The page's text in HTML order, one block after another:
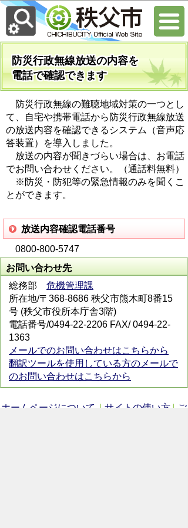
防災行政無線放送の内容を
電話で確認できます
防災行政無線の難聴地域対策の一つとし
て、自宅や携帯電話から防災行政無線放送
の放送内容を確認できるシステム（音声応
答装置）を導入しました。
放送の内容が聞きづらい場合は、お電話
でお問い合わせください。（通話料無料）
※防災・防犯等の緊急情報のみを聞くこ
とができます。
放送内容確認電話番号
0800-800-5747
お問い合わせ先
総務部 危機管理課
所在地/〒368-8686 秩父市熊木町8番15
号 (秩父市役所本庁舎3階)
電話番号/0494-22-2206 FAX/ 0494-22-
1363
メールでのお問い合わせはこちらから
翻訳ツールを使用している方のメールで
のお問い合わせはこちらから
ホームページについて サイトの使い方
ご